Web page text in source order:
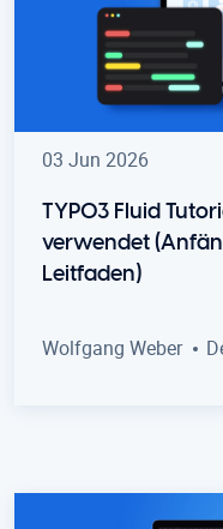
03 Jun 2026
TYPO3 Fluid
verwendet
Leitfaden)
Wolfgang Weber